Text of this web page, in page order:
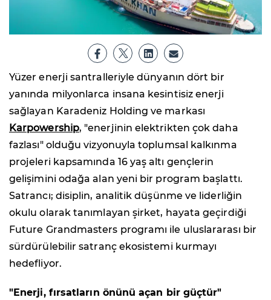
Yüzer enerji santralleriyle dünyanın dört bir
yanında milyonlarca insana kesintisiz enerji
sağlayan Karadeniz Holding ve markası
Karpowership, "enerjinin elektrikten çok daha
fazlası" olduğu vizyonuyla toplumsal kalkınma
projeleri kapsamında 16 yaş altı gençlerin
gelişimini odağa alan yeni bir program başlattı.
Satrancı; disiplin, analitik düşünme ve liderliğin
okulu olarak tanımlayan şirket, hayata geçirdiği
Future Grandmasters programı ile uluslararası bir
sürdürülebilir satranç ekosistemi kurmayı
hedefliyor.
"Enerji, fırsatların önünü açan bir güçtür"